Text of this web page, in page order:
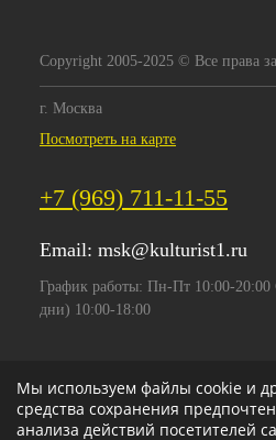
Copyright 2005-2025 © Все права
г. Москва
Посмотреть на карте
+7 (969) 711-11-55
Email: msk@kulturist1.ru
График работы: Пн-Пт 10:00-
дни) 10:00-18:00
Мы используем файлы cookie и
средства сохранения
анализа действий посетителей